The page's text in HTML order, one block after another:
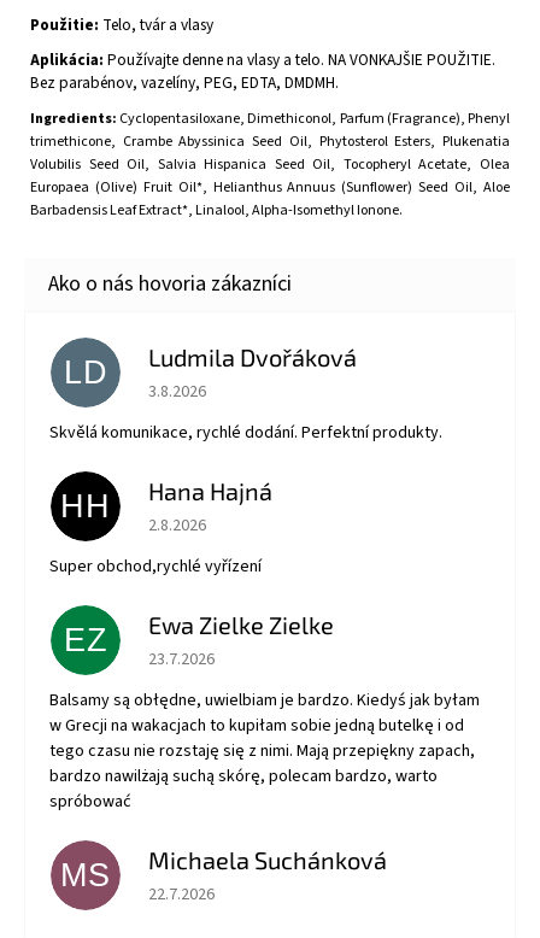
Použitie: Telo, tvár a vlasy
Aplikácia: Používajte denne na vlasy a telo. NA VONKAJŠIE POUŽITIE.
Bez parabénov, vazelíny, PEG, EDTA, DMDMH.
Ingredients: Cyclopentasiloxane, Dimethiconol, Parfum (Fragrance), Phenyl
trimethicone, Crambe Abyssinica Seed Oil, Phytosterol Esters, Plukenatia
Volubilis Seed Oil, Salvia Hispanica Seed Oil, Tocopheryl Acetate, Olea
Europaea (Olive) Fruit Oil*, Helianthus Annuus (Sunflower) Seed Oil, Aloe
Barbadensis Leaf Extract*, Linalool, Alpha-Isomethyl Ionone.
LD Ludmila Dvořáková
Hodnotenie obchodu je 5 z 5 hviezdičiek.
3.8.2026
Skvělá komunikace, rychlé dodání. Perfektní produkty.
HH Hana Hajná
Hodnotenie obchodu je 5 z 5 hviezdičiek.
2.8.2026
Super obchod,rychlé vyřízení
EZ Ewa Zielke Zielke
Hodnotenie obchodu je 5 z 5 hviezdičiek.
23.7.2026
Balsamy są obłędne, uwielbiam je bardzo. Kiedyś jak byłam
w Grecji na wakacjach to kupiłam sobie jedną butelkę i od
tego czasu nie rozstaję się z nimi. Mają przepiękny zapach,
bardzo nawilżają suchą skórę, polecam bardzo, warto
spróbować
MS Michaela Suchánková
Hodnotenie obchodu je 5 z 5 hviezdičiek.
22.7.2026